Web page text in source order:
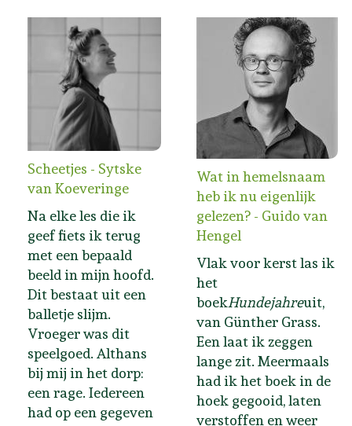
Scheetjes - Sytske
van Koeveringe
Na elke les die ik
geef fiets ik terug
met een bepaald
beeld in mijn hoofd.
Dit bestaat uit een
balletje slijm.
Vroeger was dit
speelgoed. Althans
bij mij in het dorp:
een rage. Iedereen
had op een gegeven
Wat in hemelsnaam
heb ik nu eigenlijk
gelezen? - Guido van
Hengel
Vlak voor kerst las ik
het
boekHundejahreuit,
van Günther Grass.
Een laat ik zeggen
lange zit. Meermaals
had ik het boek in de
hoek gegooid, laten
verstoffen en weer